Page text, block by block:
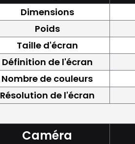
Dimensions
Poids
Taille d'écran
Définition de l'écran
Nombre de couleurs
Résolution de l'écran
Caméra